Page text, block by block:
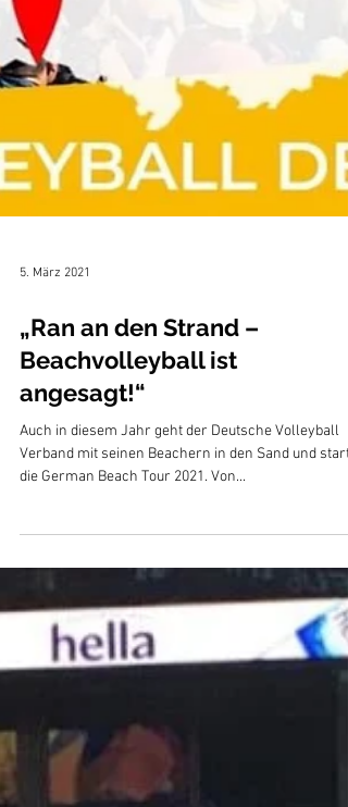
5. März 2021
„Ran an den Strand –
Beachvolleyball ist
angesagt!“
Auch in diesem Jahr geht der Deutsche Volleyball